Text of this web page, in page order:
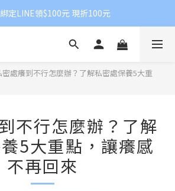
定LINE領$100元 現折100元
密處癢到不行怎麼辦？了解私密處保養5大重
不行怎麼辦？了解
5大重點，讓癢感
不再回來